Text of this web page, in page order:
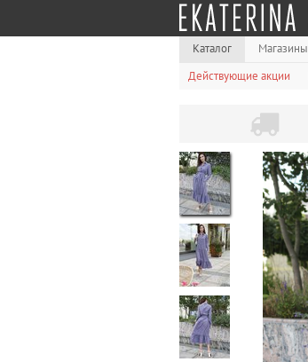
Каталог Магазины
Действующие акции